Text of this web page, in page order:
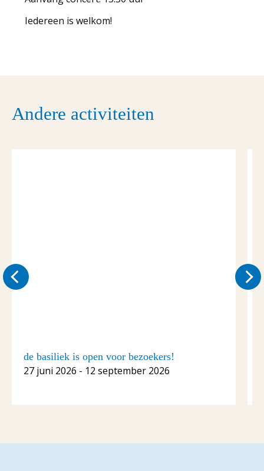
Iedereen is welkom!
Andere activiteiten
de basiliek is open voor bezoekers!
27 juni 2026 - 12 september 2026